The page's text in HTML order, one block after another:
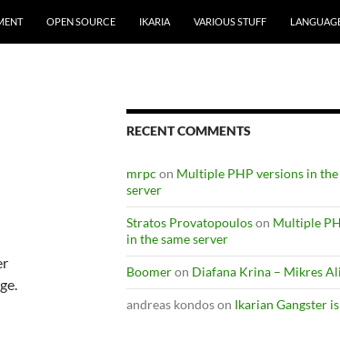
OPEN SOURCE IKARIA VARIOUS STUFF
RECENT COMMENTS
mrpc on Multiple PHP versions in the
server
Stratos Provatopouloson Multiple
in the same server
Boomeron Diafana Krina – Mikres
andreas kondoson Ikarian Gangster